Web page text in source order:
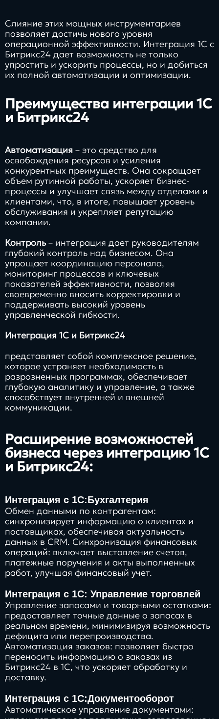
Слияние этих мощных инструментариев
позволяет достичь нового уровня
операционной эффективности. Интеграция 1С с
Битрикс24 дает возможность не только
упростить и ускорить процессы, но и добиться
их полной автоматизации и оптимизации.
Преимущества интеграции 1С
и Битрикс24
Автоматизация – это средство для
освобождения ресурсов и усиления
конкурентных преимуществ. Она сокращает
объем рутинной работы, ускоряет бизнес-
процессы и улучшает связь между отделами и
клиентами, что, в итоге, повышает уровень
обслуживания и укрепляет репутацию
компании.
Контроль– интеграция дает руководителям
глубокий контроль над бизнесом. Она
упрощает координацию персонала,
мониторинг процессов и ключевых
показателей эффективности, позволяя
своевременно вносить корректировки и
поддерживать высокий уровень
управленческой гибкости.
Интеграция 1С и Битрикс24
представляет собой комплексное решение,
которое устраняет необходимость в
разрозненных программах, обеспечивает
глубокую аналитику и управление, а также
способствует внутренней и внешней
коммуникации.
Расширение возможностей
бизнеса через интеграцию 1С
и Битрикс24:
Интеграция с 1С:Бухгалтерия
Обмен данными по контрагентам:
синхронизирует информацию о клиентах и
поставщиках, обеспечивая актуальность
данных в CRM. Синхронизация финансовых
операций: включает выставление счетов,
платежные поручения и акты выполненных
работ, улучшая финансовый учет.
Интеграция с 1С: Управление торговлей
Управление запасами и товарными остатками:
предоставляет точные данные о запасах в
реальном времени, минимизируя возможность
дефицита или перепроизводства.
Автоматизация заказов: позволяет быстро
переносить информацию о заказах из
Битрикс24 в 1С, что ускоряет обработку и
доставку.
Интеграция с 1С:Документооборот
Автоматическое управление документами: